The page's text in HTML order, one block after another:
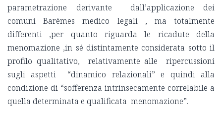
parametrazione derivante dall’applicazione dei
comuni Barèmes medico legali , ma totalmente
differenti ,per quanto riguarda le ricadute della
menomazione ,in sé distintamente considerata sotto il
profilo qualitativo, relativamente alle ripercussioni
sugli aspetti “dinamico relazionali” e quindi alla
condizione di “sofferenza intrinsecamente correlabile a
quella determinata e qualificata menomazione”.